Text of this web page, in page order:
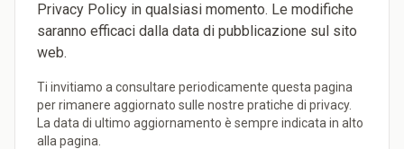
Privacy Policy in qualsiasi momento. Le modifiche
saranno efficaci dalla data di pubblicazione sul sito
web.
Ti invitiamo a consultare periodicamente questa pagina
per rimanere aggiornato sulle nostre pratiche di privacy.
La data di ultimo aggiornamento è sempre indicata in alto
alla pagina.